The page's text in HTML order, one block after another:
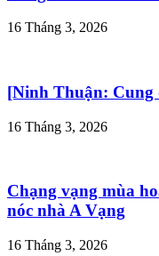
16 Tháng 3, 2026
[Ninh Thuận: Cung
16 Tháng 3, 2026
Chạng vạng mùa
nóc nhà A Vạng
16 Tháng 3, 2026